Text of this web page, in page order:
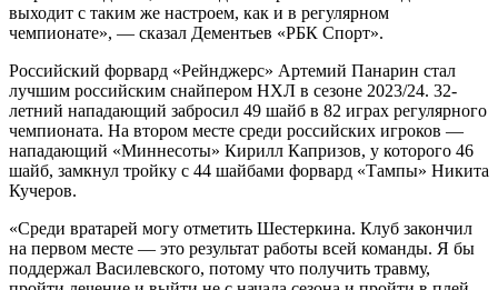
выходит с таким же настроем, как и в регулярном
чемпионате», — сказал Дементьев «РБК Спорт».
Российский форвард «Рейнджерс» Артемий Панарин стал
лучшим российским снайпером НХЛ в сезоне 2023/24. 32-
летний нападающий забросил 49 шайб в 82 играх регулярного
чемпионата. На втором месте среди российских игроков —
нападающий «Миннесоты» Кирилл Капризов, у которого 46
шайб, замкнул тройку с 44 шайбами форвард «Тампы» Никита
Кучеров.
«Среди вратарей могу отметить Шестеркина. Клуб закончил
на первом месте — это результат работы всей команды. Я бы
поддержал Василевского, потому что получить травму,